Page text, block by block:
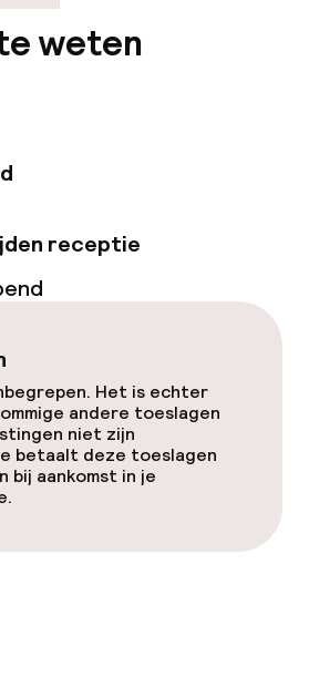
/ gym
weten
receptie
Het is echter
andere toeslagen
niet zijn
betaalt deze toeslagen
bij aankomst in je